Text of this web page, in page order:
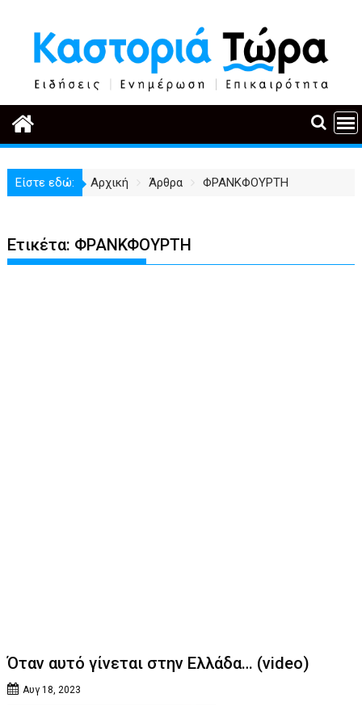
περιεχόμενο
Είστε εδώ: Αρχική Άρθρα ΦΡΑΝΚΦΟΥΡΤΗ
Ετικέτα: ΦΡΑΝΚΦΟΥΡΤΗ
Όταν αυτό γίνεται στην Ελλάδα… (video)
Αυγ 18, 2023